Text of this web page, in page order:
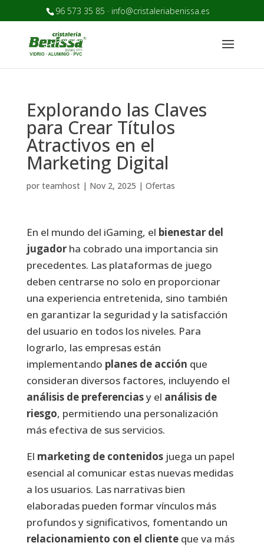
96 573 35 85 · info@cristaleriabenissa.es
Explorando las Claves
para Crear Títulos
Atractivos en el
Marketing Digital
por teamhost| Nov 2, 2025 | Ofertas
En el mundo del iGaming, el bienestar del
jugadorha cobrado una importancia sin
precedentes. Las plataformas de juego
deben centrarse no solo en proporcionar
una experiencia entretenida, sino también
en garantizar la seguridad y la satisfacción
del usuario en todos los niveles. Para
lograrlo, las empresas están
implementando planes de acción que
consideran diversos factores, incluyendo el
análisis de preferenciasy el análisis de
riesgo, permitiendo una personalización
más efectiva de sus servicios.
El marketing de contenidosjuega un papel
esencial al comunicar estas nuevas medidas
a los usuarios. Las narrativas bien
elaboradas pueden formar vínculos más
profundos y significativos, fomentando un
relacionamiento con el clienteque va más